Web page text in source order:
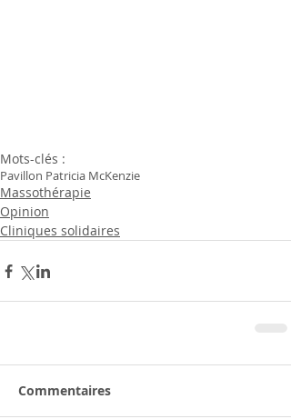
Mots-clés :
Pavillon Patricia McKenzie
Massothérapie
Opinion
Cliniques solidaires
Commentaires